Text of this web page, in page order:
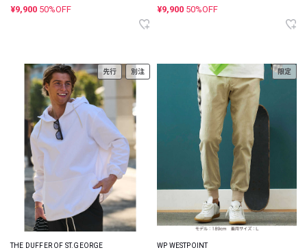
¥9,900 50%OFF ¥9,900 50%OFF
先行 別注
THE DUFFER OF ST.GEORGE
限定
WP WESTPOINT